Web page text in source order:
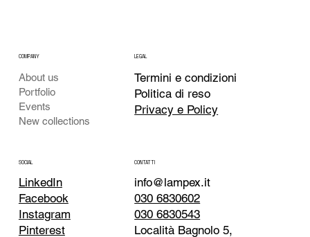
COMPANY
About us
Portfolio
Events
New collections
LEGAL
Termini e condizioni
Politica di reso
Privacy e Policy
SOCIAL
LinkedIn
Facebook
Instagram
Pinterest
CONTATTI
info@lampex.it
030 6830602
030 6830543
Località Bagnolo 5,